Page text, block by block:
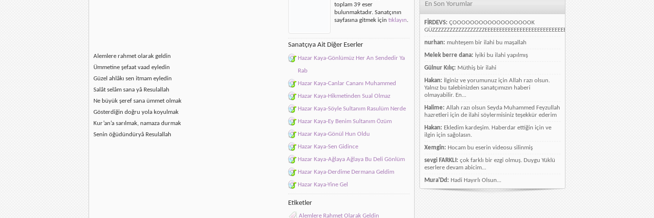
Alemlere rahmet olarak geldin
Ümmetine şefaat vaad eyledin
Güzel ahlâkı sen itmam eyledin
Salât selâm sana yâ Resulallah
Ne büyük şeref sana ümmet olmak
Gösterdiğin doğru yola koyulmak
Kur’an’a sarılmak, namaza durmak
Senin öğüdündüryâ Resulallah
toplam 39 eser
bulunmaktadır. Sanatçının
sayfasına gitmek için tıklayın.
Sanatçıya Ait Diğer Eserler
Hazar Kaya-Gönlümüz Her An Sendedir Ya
Rab
Hazar Kaya-Canlar Cananı Muhammed
Hazar Kaya-Hikmetinden Sual Olmaz
Hazar Kaya-Söyle Sultanım Rasulüm Nerde
Hazar Kaya-Ey Benim Sultanım Özüm
Hazar Kaya-Gönül Hun Oldu
Hazar Kaya-Sen Gidince
Hazar Kaya-Ağlaya Ağlaya Bu Deli Gönlüm
Hazar Kaya-Derdime Dermana Geldim
Hazar Kaya-Yine Gel
Etiketler
Alemlere Rahmet Olarak Geldin
En Son Yorumlar
FİRDEVS: ÇOOOOOOOOOOOOOOOOOOK
GÜZZZZZZZZZZZZZZZZZZEEEEEEEEEEEEEEEEEEEEEEEEEEEEELLLLLLLLLLLLLLLLLLLLLLLL
nurhan: muhteşem bir ilahi bu maşallah
Melek berre dana: İyiki bu ilahi yapılmış
Gülnur Kılıç: Müthiş bir ilahi
Hakan: İlginiz ve yorumunuz için Allah razı olsun.
Yalnız bu talebinizden sanatçımızın haberi
olmayabilir. En...
Halime: Allah razı olsun Seyda Muhammed Feyzullah
hazretleri için de ilahi söylermisiniz teşekkür ederim
Hakan: Ekledim kardeşim. Haberdar ettiğin için ve
ilgin için sağolasın.
Xemgîn: Hocam bu eserin videosu silinmiş
sevgi FARKLI: çok farklı bir ezgi olmuş. Duygu Yüklü
eserlere devam abicim...
Mura'Dd: Hadi Hayırlı Olsun...